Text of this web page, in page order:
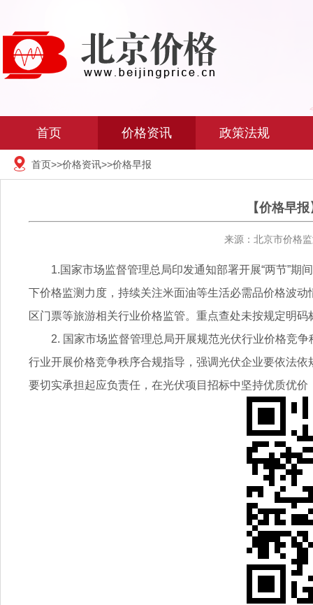
首页 价格资讯 政策法规
首页>>价格资讯>>价格早报
【价格早
来源：北京市价格
1.国家市场监督管理总局印发通知部署开展“两节”
下价格监测力度，持续关注米面油等生活必需品价格波
区门票等旅游相关行业价格监管。重点查处未按规定明
2. 国家市场监督管理总局开展规范光伏行业价格竞
行业开展价格竞争秩序合规指导，强调光伏企业要依法
要切实承担起应负责任，在光伏项目招标中坚持优质优